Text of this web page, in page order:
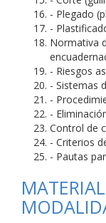
- Plegado
-
Normativa
- Riesgos
- Sistemas
-
-
Control de
- Criterios
- Pautas